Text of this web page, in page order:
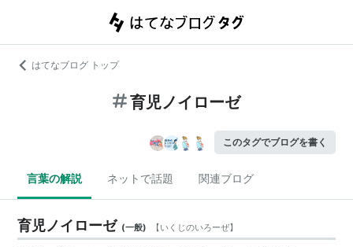
はてなブログ トップ
育児ノイローゼ
このタグでブログを書く
言葉の解説 ネットで話題 関連ブログ
育児ノイローゼ (一般) 【いくじのいろーぜ】